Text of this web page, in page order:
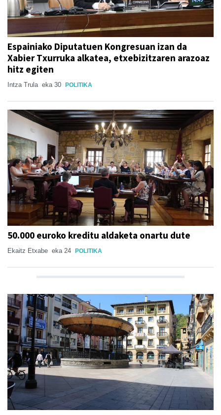
Espainiako Diputatuen Kongresuan izan da
Xabier Txurruka alkatea, etxebizitzaren arazoaz
hitz egiten
Intza Trula eka 30 POLITIKA
50.000 euroko kreditu aldaketa onartu dute
Ekaitz Etxabe eka 24 POLITIKA